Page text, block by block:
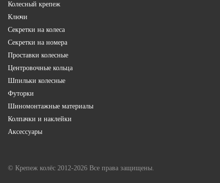
Колесный крепеж
Ключи
Секретки на колеса
Секретки на номера
Проставки колесные
Центровочные кольца
Шпильки колесные
Футорки
Шиномонтажные материалы
Колпачки и наклейки
Аксессуары
© Крепеж колёс 2012-2026 Все права защищены.